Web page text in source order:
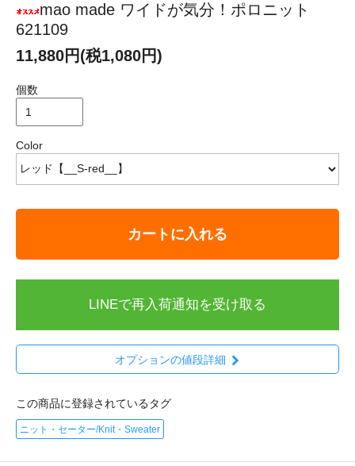
mao made ワイドが気分！ポロニット
621109
11,880円(税1,080円)
個数
Color
カートに入れる
LINEで再入荷通知を受け取る
オプションの値段詳細
この商品に登録されているタグ
ニット・セーター/Knit・Sweater